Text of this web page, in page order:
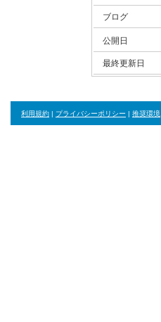
ブログ
公開日
最終更新日
利用規約 | プライバシーポリシー | 推奨環境